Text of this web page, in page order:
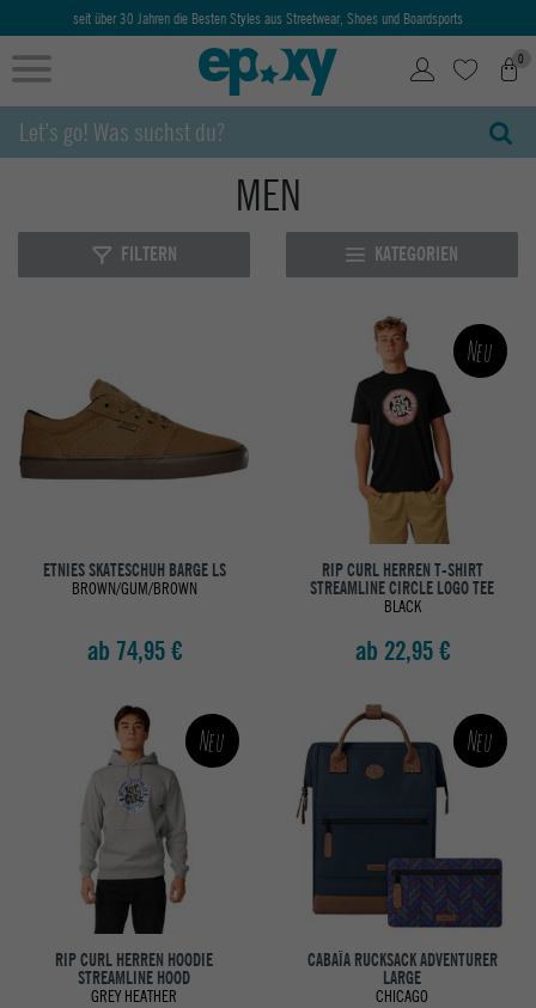
Ab 50€ kostenlose Lieferung & Retoure
0
MEN
FILTERN KATEGORIEN
ETNIES SKATESCHUH BARGE LS
BROWN/GUM/BROWN
ab 74,95 €
Neu
RIP CURL HERREN T-SHIRT
STREAMLINE CIRCLE LOGO TEE
BLACK
ab 22,95 €
Neu
RIP CURL HERREN HOODIE
STREAMLINE HOOD
GREY HEATHER
Neu
CABAÏA RUCKSACK ADVENTURER
LARGE
CHICAGO